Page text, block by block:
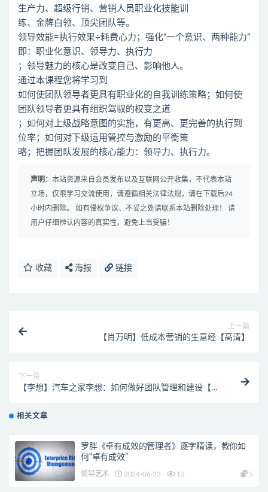
生产力、超级行销、营销人员职业化技能训
练、金牌白领、顶尖团队等。
领导效能=执行效果÷耗费心力；强化“一个意识、两种能力”
即：职业化意识、领导力、执行力
；领导魅力的核心是改变自己、影响他人。
通过本课程您将学习到
如何使团队领导者更具有职业化的自我训练策略；如何使
团队领导者更具有组织驾驭的权变之道
；如何对上级战略意图的实施，有更高、更完善的执行到
位率；如何对下级运用管控与激励的平衡策
略；把握团队发展的核心能力：领导力、执行力。
声明： 本站资源来自会员发布以及互联网公开收集，不代表本站
立场，仅限学习交流使用，请遵循相关法律法规，请在下载后24
小时内删除。 如有侵权争议、不妥之处请联系本站删除处理！ 请
用户仔细辨认内容的真实性，避免上当受骗！
收藏 海报 链接
上一篇
【肖万明】低成本营销的生意经【高清】
下一篇
【李想】汽车之家李想：如何做好团队管理和建设【高
相关文章
罗胖《卓有成效的管理者》逐字精读，教你如
何“卓有成效”
领导艺术 2024-06-23 15 5